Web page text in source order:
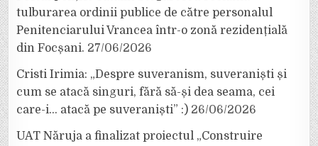
tulburarea ordinii publice de către personalul
Penitenciarului Vrancea într-o zonă rezidențială
din Focșani. 27/06/2026
Cristi Irimia: „Despre suveranism, suveraniști și
cum se atacă singuri, fără să-și dea seama, cei
care-i… atacă pe suveraniști” :) 26/06/2026
UAT Năruja a finalizat proiectul „Construire